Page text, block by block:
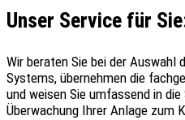
Unser Service für
Wir beraten Sie bei der Auswahl
Systems, übernehmen die
und weisen Sie umfassend in
Überwachung Ihrer Anlage zum